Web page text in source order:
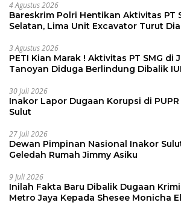
4 Agustus 2026
Bareskrim Polri Hentikan Aktivitas PT
Selatan, Lima Unit Excavator Turut
3 Agustus 2026
PETI Kian Marak ! Aktivitas PT SMG di
Tanoyan Diduga Berlindung Dibalik
30 Juli 2026
Inakor Lapor Dugaan Korupsi di
Sulut
27 Juli 2026
Dewan Pimpinan Nasional Inakor
Geledah Rumah Jimmy Asiku
9 Juli 2026
Inilah Fakta Baru Dibalik Dugaan
Metro Jaya Kepada Shesee Monicha